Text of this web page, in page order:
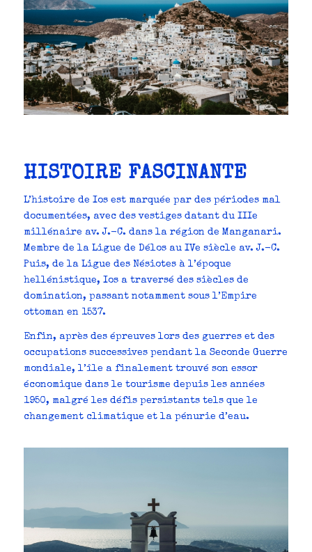
HISTOIRE FASCINANTE
L’histoire de Ios est marquée par des périodes mal
documentées, avec des vestiges datant du IIIe
millénaire av. J.-C. dans la région de Manganari.
Membre de la Ligue de Délos au IVe siècle av. J.-C.
Puis, de la Ligue des Nésiotes à l’époque
hellénistique, Ios a traversé des siècles de
domination, passant notamment sous l’Empire
ottoman en 1537.
Enfin, après des épreuves lors des guerres et des
occupations successives pendant la Seconde Guerre
mondiale, l’île a finalement trouvé son essor
économique dans le tourisme depuis les années
1950, malgré les défis persistants tels que le
changement climatique et la pénurie d’eau.